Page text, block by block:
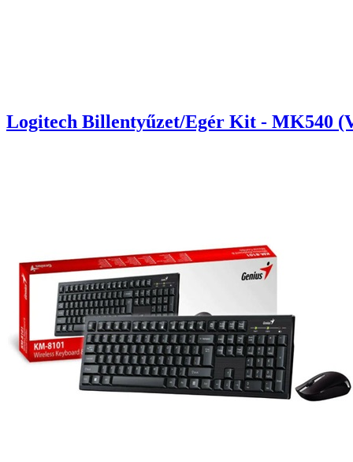
Logitech Billentyűzet/Egér Kit - MK540